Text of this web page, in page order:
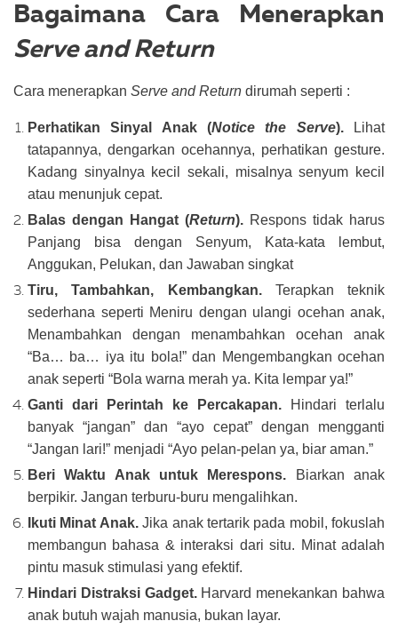
Bagaimana Cara Menerapkan
Serve and Return
Cara menerapkan Serve and Return dirumah seperti :
Perhatikan Sinyal Anak (Notice the Serve).
Lihat
tatapannya, dengarkan ocehannya, perhatikan gesture.
Kadang sinyalnya kecil sekali, misalnya senyum kecil
atau menunjuk cepat.
Balas dengan Hangat (Return). Respons tidak harus
Panjang bisa dengan Senyum, Kata-kata lembut,
Anggukan, Pelukan, dan Jawaban singkat
Tiru, Tambahkan, Kembangkan. Terapkan
teknik
sederhana seperti Meniru dengan ulangi ocehan anak,
Menambahkan dengan menambahkan ocehan anak
“Ba… ba… iya itu bola!” dan Mengembangkan ocehan
anak seperti “Bola warna merah ya. Kita lempar ya!”
Ganti dari Perintah ke Percakapan. Hindari terlalu
banyak “jangan” dan “ayo cepat” dengan mengganti
“Jangan lari!” menjadi “Ayo pelan-pelan ya, biar aman.”
Beri Waktu Anak untuk Merespons.
Biarkan anak
berpikir. Jangan terburu-buru mengalihkan.
Ikuti Minat Anak.Jika anak tertarik pada mobil, fokuslah
membangun bahasa & interaksi dari situ. Minat adalah
pintu masuk stimulasi yang efektif.
Hindari Distraksi Gadget. Harvard menekankan bahwa
anak butuh wajah manusia, bukan layar.